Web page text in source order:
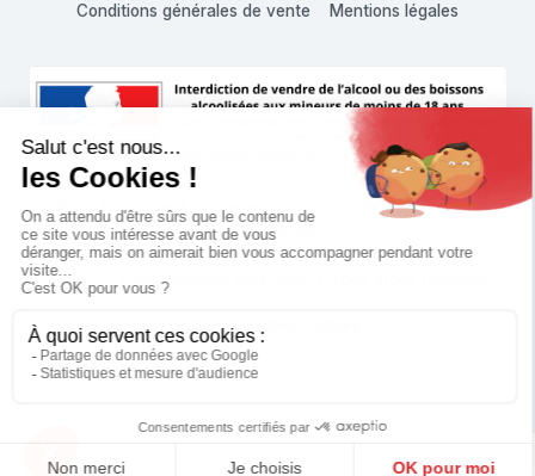
Conditions générales de vente Mentions légales
L'abus d'alcool est dangereux pour la santé, à consommer
avec modération
© 1999 - 2026 Hachette Vins Shop • Tous droits réservés
Paramètres des cookies